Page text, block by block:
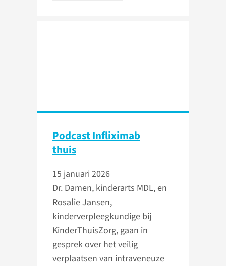
Podcast Infliximab
thuis
15 januari 2026
Dr. Damen, kinderarts MDL, en
Rosalie Jansen,
kinderverpleegkundige bij
KinderThuisZorg, gaan in
gesprek over het veilig
verplaatsen van intraveneuze